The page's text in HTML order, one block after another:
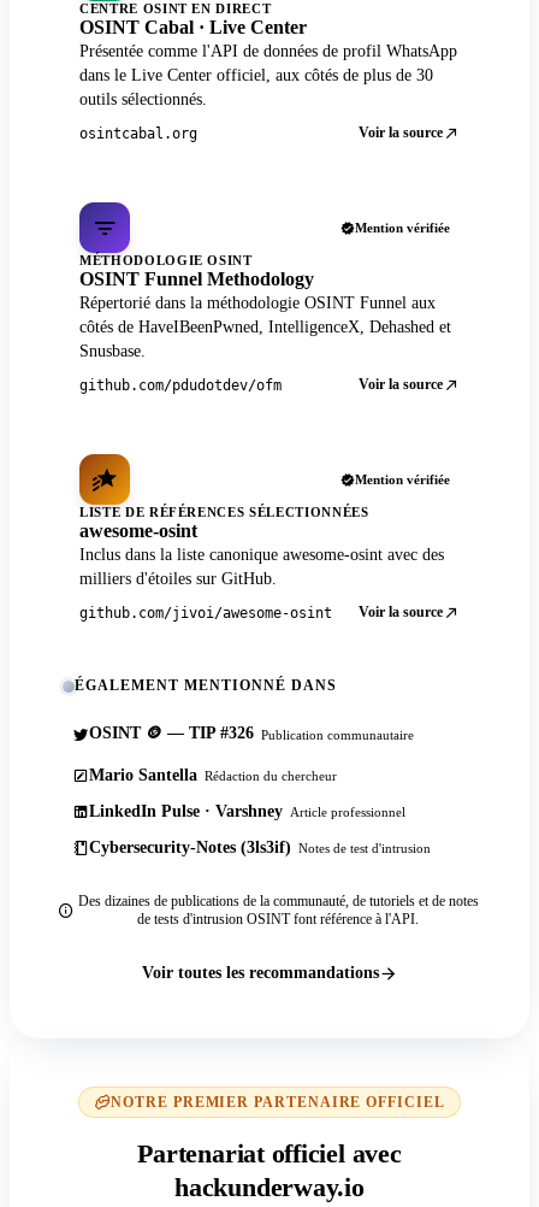
CENTRE OSINT EN DIRECT
OSINT Cabal · Live Center
Présentée comme l'API de données de profil WhatsApp
dans le Live Center officiel, aux côtés de plus de 30
outils sélectionnés.
osintcabal.org Voir la source
Mention vérifiée
MÉTHODOLOGIE OSINT
OSINT Funnel Methodology
Répertorié dans la méthodologie OSINT Funnel aux
côtés de HaveIBeenPwned, IntelligenceX, Dehashed et
Snusbase.
github.com/pdudotdev/ofm Voir la source
Mention vérifiée
LISTE DE RÉFÉRENCES SÉLECTIONNÉES
awesome-osint
Inclus dans la liste canonique awesome-osint avec des
milliers d'étoiles sur GitHub.
github.com/jivoi/awesome-osint Voir la source
ÉGALEMENT MENTIONNÉ DANS
OSINT 🪙 — TIP #326 Publication communautaire
Mario Santella Rédaction du chercheur
LinkedIn Pulse · Varshney Article professionnel
Cybersecurity-Notes (3ls3if) Notes de test d'intrusion
Des dizaines de publications de la communauté, de tutoriels et de notes
de tests d'intrusion OSINT font référence à l'API.
Voir toutes les recommandations
NOTRE PREMIER PARTENAIRE OFFICIEL
Partenariat officiel avec
hackunderway.io